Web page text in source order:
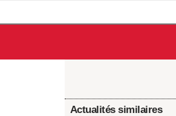
Actualités similaires